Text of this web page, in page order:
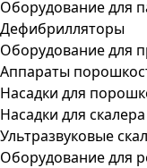
Оборудование для
Дефибрилляторы
Оборудование для
Аппараты
Насадки для
Насадки для скалера
Ультразвуковые
Оборудование для